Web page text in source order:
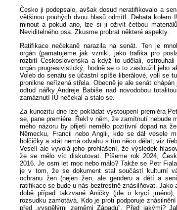
Česko ji podepsalo, avšak dosud neratifikovalo a
většinou pouhých dvou hlasů odmítl. Debata kolem
minout a pokud ano, lze si ji oživit četbou
Neviditelného psa. Zkusme probrat některé aspekty.
Ratifikace nečekaně narazila na senát. Ten je
orgán (pamatujeme jak vznikl, jako trafika pro
rozbití Československa a když to udělali,
orgán progresivistický, hodně se o to zasloužil jeho
Voleb do senátu se účastní spíše liberálové, volí se
pronikne neřízená střela. Obecně je ale senát
odtud nářky Andreje Babiše nad novodobou
zamáznutí IÚ nečekal a stalo se.
Za kuriozitu dne lze pokládat vystoupení premiéra
se, pane premiére. Řekl v něm, že zamítnutí nebude
mého názoru by přijetí nemělo pozitivní dopad na
Německu, Francii nebo Anglii, kde se dál vesele
holčičky a stát nemá odvahu s tím něco dělat, viz
Veselí ale vyvolá jeho prohlášení, že výsledek
že se mělo víc diskutovat. Píšeme rok 2024,
2016. Je osm let moc nebo málo? Takže se Petr
je v tom, že se dokument stal součástí kulturní
ochranu žen (nejen žen, ale genderu a dětí a
ratifikace se bude u nás beztrestně znásilňovat. Jako
době případ takzvané Aničky (jde o krycí
rozsudku zamotává. Kdo je proti podporuje
před „vyspělými zeměmi Západu". Před jakými?